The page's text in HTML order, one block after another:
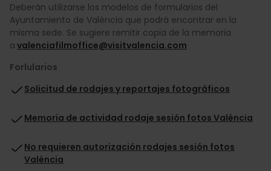
Deberán utilizarse los modelos de formularios del
Ayuntamiento de València que podrá encontrar en la
misma sede. Se sugiere remitir copia de la memoria
a valenciafilmoffice@visitvalencia.com
Forlularios
Solicitud de rodajes y reportajes fotográficos
Memoria de actividad rodaje sesión fotos València
No requieren autorización rodajes sesión fotos
València